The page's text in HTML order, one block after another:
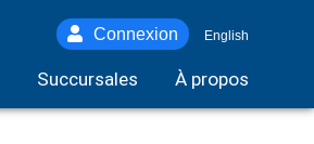
Connexion English
Succursales À propos